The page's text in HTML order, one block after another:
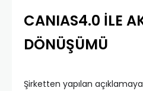
CANIAS4.0 İLE
DÖNÜŞÜMÜ
Şirketten yapılan